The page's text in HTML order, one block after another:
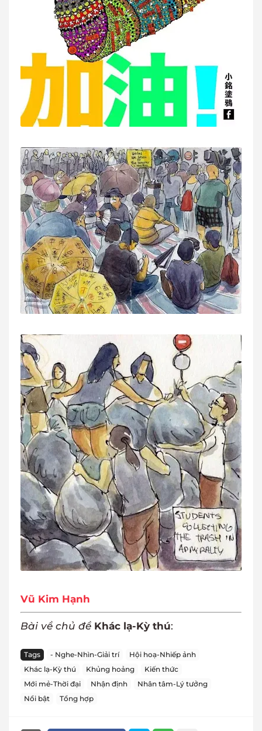
Vũ Kim Hạnh
Bài về chủ đề Khác lạ-Kỳ thú:
Tags - Nghe-Nhìn-Giải trí
Hội hoạ-Nhiếp ảnh
Khác lạ-Kỳ thú
Khủng hoảng
Kiến thức
Mới mẻ-Thời đại
Nhận định
Nhân tâm-Lý tưởng
Nổi bật
Tổng hợp